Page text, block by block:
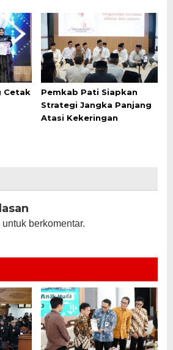
Cetak
Pemkab Pati Siapkan
Strategi Jangka Panjang
Atasi Kekeringan
untuk berkomentar.